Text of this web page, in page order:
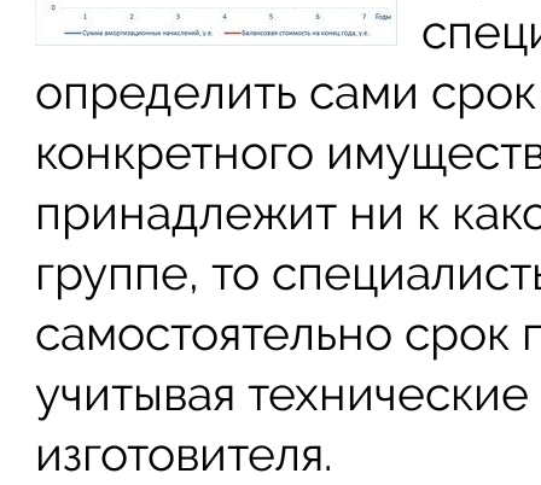
определить сами
конкретного
принадлежит ни к
группе, то
самостоятельно срок
учитывая
изготовителя.